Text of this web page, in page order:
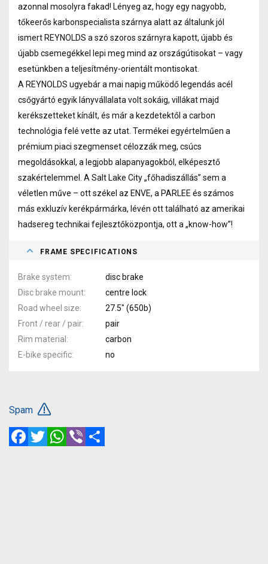
azonnal mosolyra fakad! Lényeg az, hogy egy nagyobb,
tőkeerős karbonspecialista szárnya alatt az általunk jól
ismert REYNOLDS a szó szoros szárnyra kapott, újabb és
újabb csemegékkel lepi meg mind az országútisokat – vagy
esetünkben a teljesítmény-orientált montisokat.
A REYNOLDS ugyebár a mai napig működő legendás acél
csőgyártó egyik lányvállalata volt sokáig, villákat majd
kerékszetteket kínált, és már a kezdetektől a carbon
technológia felé vette az utat. Termékei egyértelműen a
prémium piaci szegmenset célozzák meg, csúcs
megoldásokkal, a legjobb alapanyagokból, elképesztő
szakértelemmel. A Salt Lake City „főhadiszállás” sem a
véletlen műve – ott székel az ENVE, a PARLEE és számos
más exkluzív kerékpármárka, lévén ott található az amerikai
hadsereg technikai fejlesztőközpontja, ott a „know-how”!
FRAME SPECIFICATIONS
Brake system
disc brake
Disc brake mount
centre lock
Road wheel size
27.5" (650b)
Front / rear / pair
pair
Rim material
carbon
E-bike specific
no
Spam
FacebookTwitterWhatsApp
Viber